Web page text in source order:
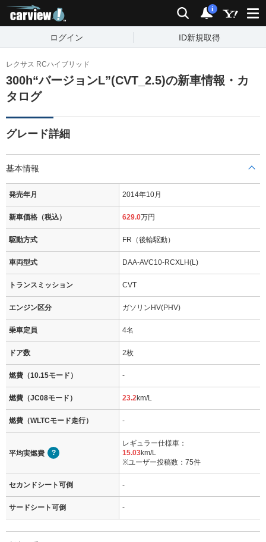
検索 通知
i
ログイン ID新規取得
レクサス RCハイブリッド
300h“バージョンL”(CVT_2.5)の新車情報・カ
タログ
グレード詳細
基本情報
発売年月 2014年10月
新車価格（税込） 629.0万円
駆動方式 FR（後輪駆動）
車両型式 DAA-AVC10-RCXLH(L)
トランスミッション CVT
エンジン区分 ガソリンHV(PHV)
乗車定員 4名
ドア数 2枚
燃費（10.15モード） -
燃費（JC08モード） 23.2km/L
燃費（WLTCモード走行） -
平均実燃費
レギュラー仕様車：
15.03km/L
※ユーザー投稿数：75件
セカンドシート可倒 -
サードシート可倒 -